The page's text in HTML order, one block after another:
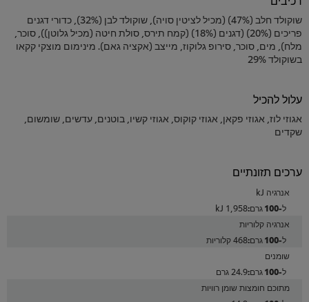
שוקולד חלב (47%) (מכיל לציטין סויה), שוקולד לבן (32%), כדורי דגנים
פריכים (20%) (דגנים (18%) (קמח תירס, סולת חיטה (מכיל גלוטן)), סוכר,
מלח), מים, סוכר, סירופ גלוקוז, מייצב (אקציה גאם). מינימום מוצקי קקאו
בשוקולד 29%
עלול להכיל
אגוזי לוז, אגוזי פקאן, אגוזי קוקוס, אגוזי קשיו, בוטנים, עדשים, שומשום,
שקדים
ערכים תזונתיים
אנרגיה kJ
1,958 kJ
אנרגיה קלוריות
468 קלוריות
שומנים
24.9 גרם
מתוכם חומצות שומן רוויות